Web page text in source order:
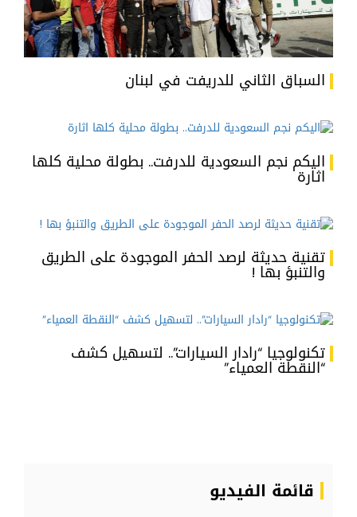
السباق الثاني للدريفت في لبنان
اليكم نجم السعودية للدرفت.. بطولة محلية كلها
اثارة
تقنية حديثة لرصد الحفر الموجودة على الطريق
والتنبؤ بها !
تكنولوجيا “رادار السيارات”.. لتسهيل كشف
“النقطة العمياء”
قائمة الفيديو